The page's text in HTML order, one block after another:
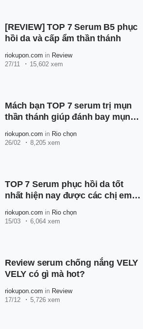
[REVIEW] TOP 7 Serum B5 phục
hồi da và cấp ẩm thần thánh
riokupon.com in Review
27/11
15,602 xem
Mách bạn TOP 7 serum trị mụn
thần thánh giúp đánh bay mụn,
riokupon.com in Rio chọn
26/02
8,205 xem
TOP 7 Serum phục hồi da tốt
nhất hiện nay được các chị em
riokupon.com in Rio chọn
15/03
6,064 xem
Review serum chống nắng VELY
VELY có gì mà hot?
riokupon.com in Review
17/12
5,726 xem